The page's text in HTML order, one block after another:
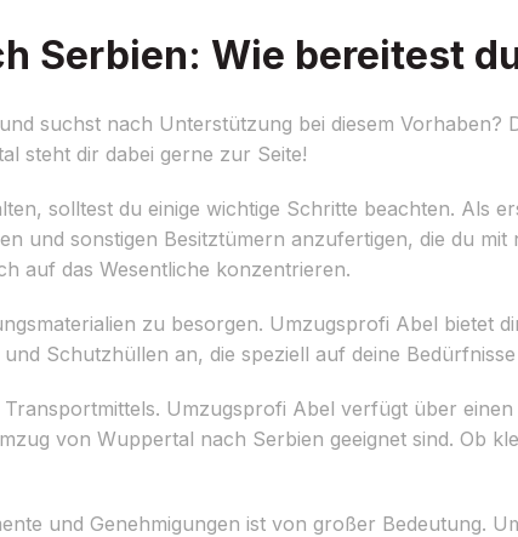
Serbien: Wie bereitest
suchst nach Unterstützung bei diesem Vorhaben?
steht dir dabei gerne zur Seite!
solltest du einige wichtige Schritte beachten. Als
und sonstigen Besitztümern anzufertigen, die du
auf das Wesentliche konzentrieren.
zu besorgen. Umzugsprofi Abel bietet
Schutzhüllen an, die speziell auf deine
Umzugsprofi Abel verfügt über
von Wuppertal nach Serbien geeignet sind. Ob
und Genehmigungen ist von großer Bedeutung.